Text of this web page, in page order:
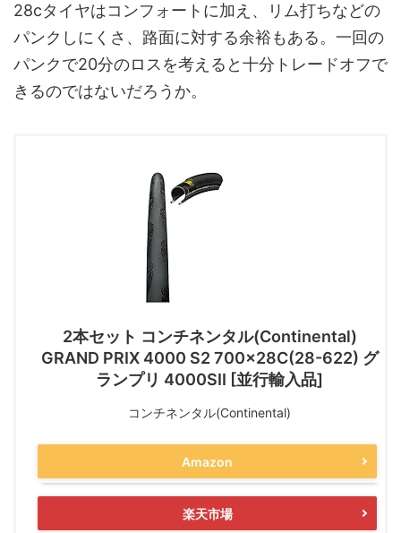
28cタイヤはコンフォートに加え、リム打ちなどの
パンクしにくさ、路面に対する余裕もある。一回の
パンクで20分のロスを考えると十分トレードオフで
きるのではないだろうか。
2本セット コンチネンタル(Continental)
GRAND PRIX 4000 S2 700x28C(28-622) グ
ランプリ 4000SII [並行輸入品]
コンチネンタル(Continental)
Amazon
楽天市場